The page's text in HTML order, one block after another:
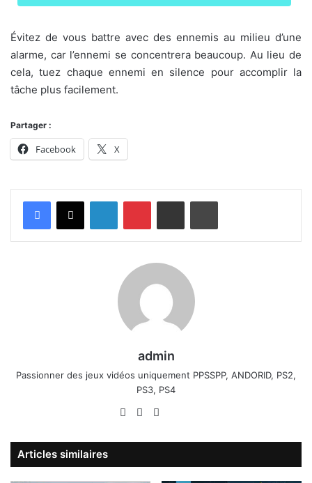
Évitez de vous battre avec des ennemis au milieu d’une
alarme, car l’ennemi se concentrera beaucoup. Au lieu de
cela, tuez chaque ennemi en silence pour accomplir la
tâche plus facilement.
Partager :
Facebook X
LinkedinPinterestPartager par email Imprimer
admin
Passionner des jeux vidéos uniquement PPSSPP, ANDORID, PS2,
PS3, PS4
WebsiteFacebook
Articles similaires